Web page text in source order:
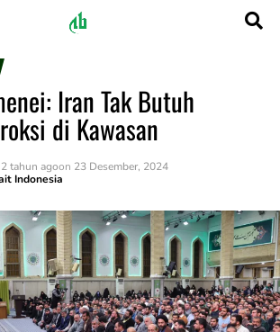
Iran Tak Butuh
di Kawasan
2 tahun agoon 23 Desember, 2024
Indonesia